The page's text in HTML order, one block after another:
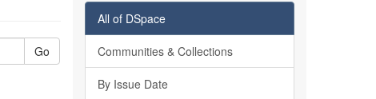
Go
All of DSpace
Communities & Collections
By Issue Date